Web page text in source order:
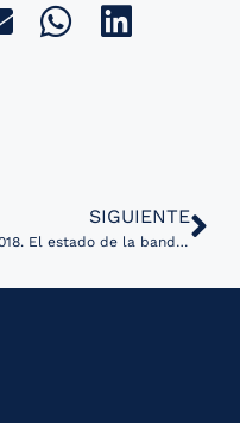
SIGUIENTE
2018. El estado de la banda ancha 2018. BROADBAND COMMISSION